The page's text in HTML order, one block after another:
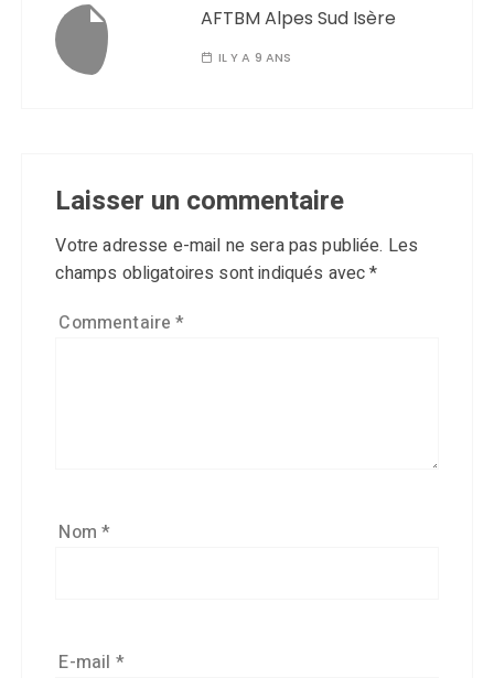
AFTBM Alpes Sud Isère
IL Y A 9 ANS
Laisser un commentaire
Votre adresse e-mail ne sera pas publiée. Les
champs obligatoires sont indiqués avec*
Commentaire*
Nom*
E-mail *